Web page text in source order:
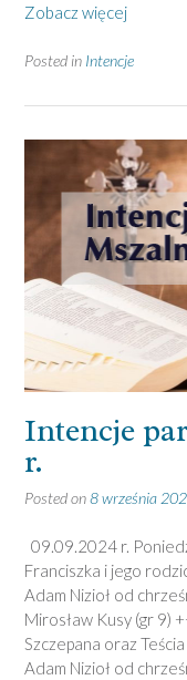
Zobacz więcej
Posted in Intencje
Intencje
r.
Posted on8 września
09.09.2024 r.
Franciszka i jego
Adam Nizioł od
Mirosław Kusy (gr 9)
Szczepana oraz
Adam Nizioł od